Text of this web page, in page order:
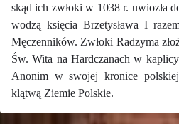
skąd ich zwłoki w 1038 r. uwiozła
wodzą księcia Brzetysława I
Męczenników. Zwłoki Radzyma
Św. Wita na Hardczanach w
Anonim w swojej kronice polskiej
klątwą Ziemie Polskie.